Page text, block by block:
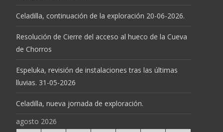
Celadilla, continuación de la exploración 20-06-2026.
Resolución de Cierre del acceso al hueco de la Cueva
de Chorros
Espeluka, revisión de instalaciones tras las últimas
lluvias. 31-05-2026
Celadilla, nueva jornada de exploración.
agosto 2026